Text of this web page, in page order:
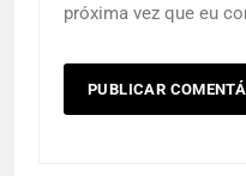
próxima vez que eu